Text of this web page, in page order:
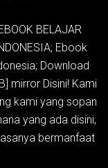
BELAJAR
Ebook
Download
mirror Disini! Kami
kami yang sopan
yang ada disini,
bermanfaat